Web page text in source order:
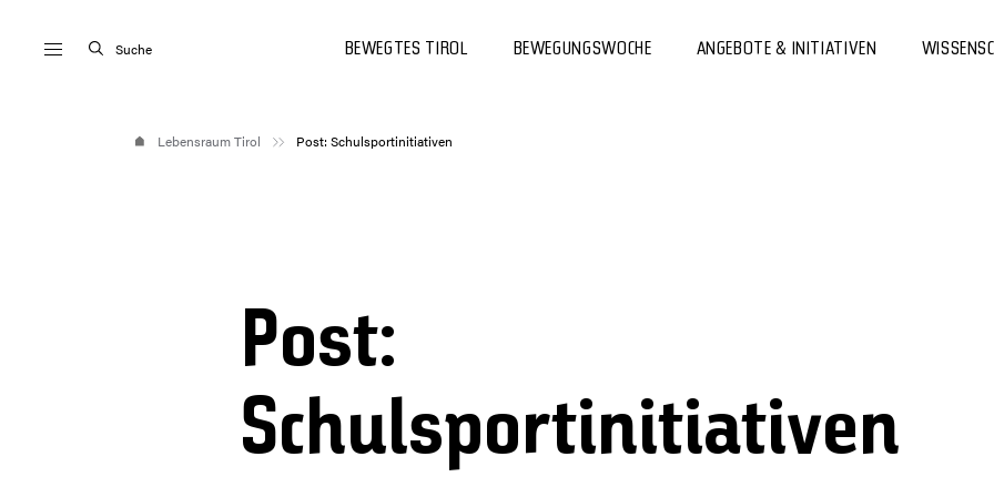
Suche BEWEGTES TIROL BEWEGUNGSWOCHE ANGEBOTE & INITIATIVEN
Lebensraum Tirol Post: Schulsportinitiativen
Post:
Schulsportinitiativen